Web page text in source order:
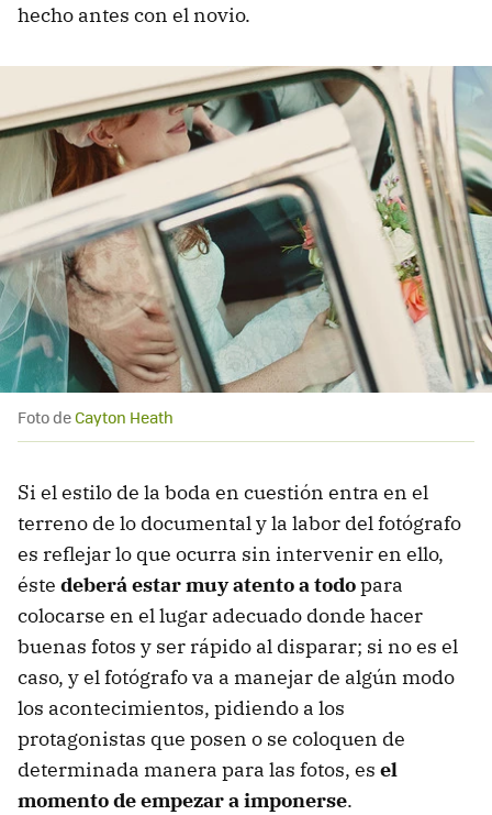
hecho antes con el novio.
Foto deCayton Heath
Si el estilo de la boda en cuestión entra en el
terreno de lo documental y la labor del fotógrafo
es reflejar lo que ocurra sin intervenir en ello,
éste deberá estar muy atento a todopara
colocarse en el lugar adecuado donde hacer
buenas fotos y ser rápido al disparar; si no es el
caso, y el fotógrafo va a manejar de algún modo
los acontecimientos, pidiendo a los
protagonistas que posen o se coloquen de
determinada manera para las fotos, es el
momento de empezar a imponerse.